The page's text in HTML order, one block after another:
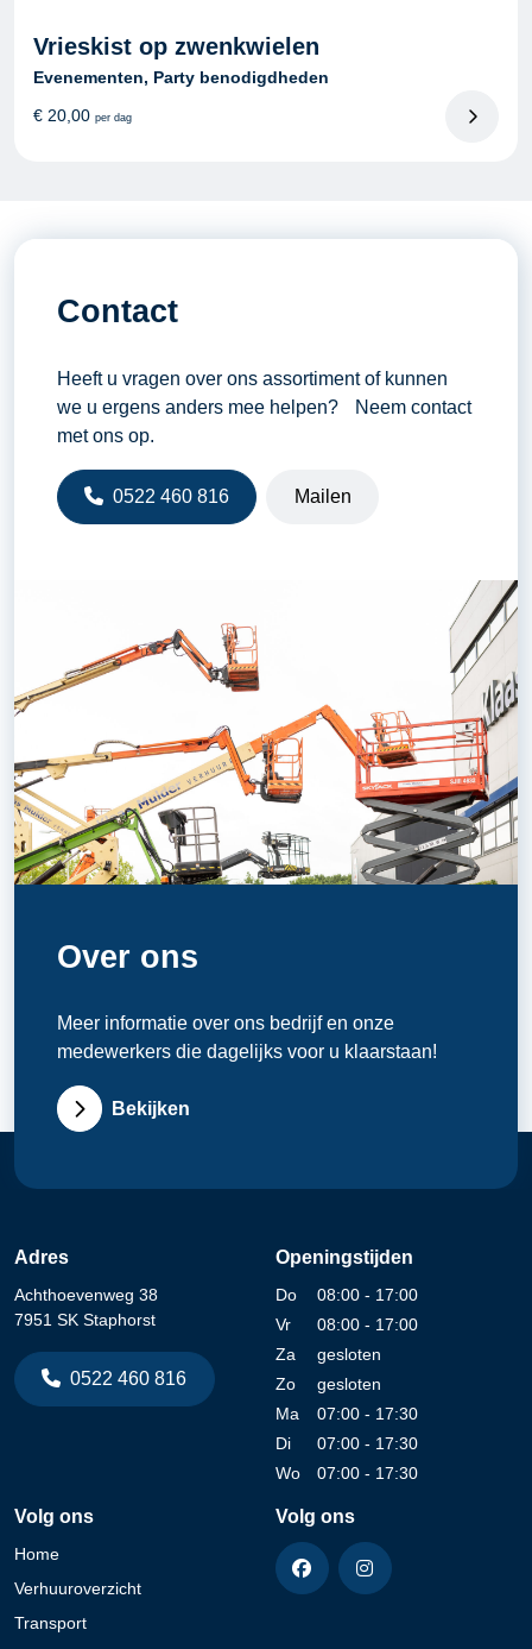
Vrieskist op zwenkwielen
Evenementen, Party benodigdheden
€ 20,00 per dag
Contact
Heeft u vragen over ons assortiment of kunnen
we u ergens anders mee helpen? Neem contact
met ons op.
0522 460 816 Mailen
Over ons
Meer informatie over ons bedrijf en onze
medewerkers die dagelijks voor u klaarstaan!
Bekijken
Adres
Achthoevenweg 38
7951 SK Staphorst
0522 460 816
Openingstijden
Do
08:00 - 17:00
Vr
08:00 - 17:00
Za
gesloten
Zo
gesloten
Ma
07:00 - 17:30
Di
07:00 - 17:30
Wo
07:00 - 17:30
Volg ons
Home
Verhuuroverzicht
Transport
Volg ons